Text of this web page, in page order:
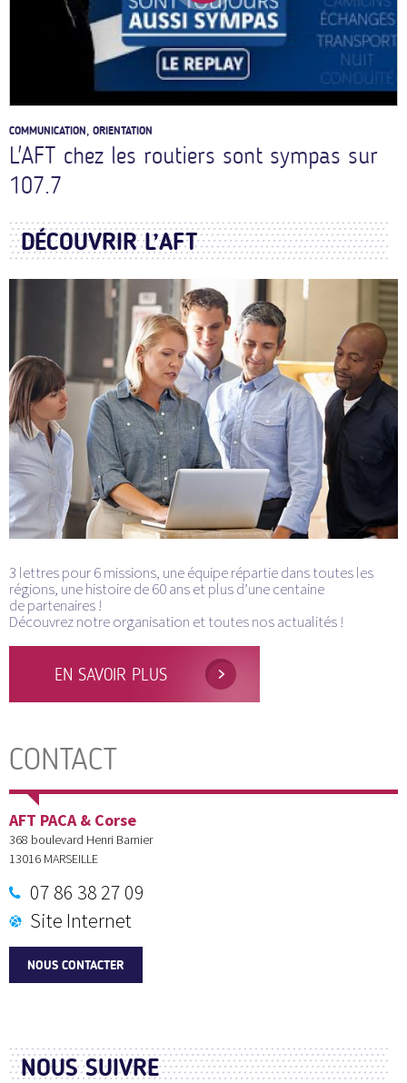
COMMUNICATION, ORIENTATION
L'AFT chez les routiers sont sympas sur
107.7
DÉCOUVRIR L’AFT
3 lettres pour 6 missions, une équipe répartie dans toutes les
régions, une histoire de 60 ans et plus d’une centaine
de partenaires !
Découvrez notre organisation et toutes nos actualités !
EN SAVOIR PLUS
CONTACT
AFT PACA & Corse
368 boulevard Henri Barnier
13016 MARSEILLE
07 86 38 27 09
Site Internet
NOUS CONTACTER
NOUS SUIVRE